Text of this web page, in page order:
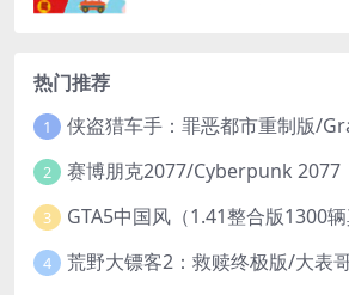
热门推荐
1
2
3
4